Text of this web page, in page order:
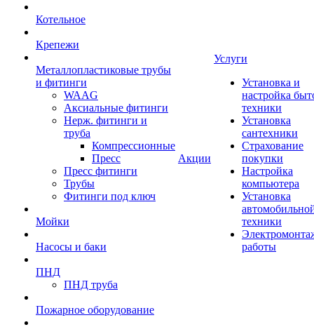
Котельное
Крепежи
Металлопластиковые трубы
и фитинги
WAAG
Аксиальные фитинги
Нерж. фитинги и
труба
Компрессионные
Пресс
Пресс фитинги
Трубы
Фитинги под ключ
Мойки
Насосы и баки
ПНД
ПНД труба
Пожарное оборудование
Акции
Услуги
Установка и
настройка
техники
Установка
сантехники
Страхование
покупки
Настройка
компьютера
Установка
техники
работы